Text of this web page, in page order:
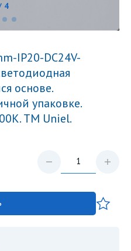
4
основе.
упаковке.
ТМ Uniel.